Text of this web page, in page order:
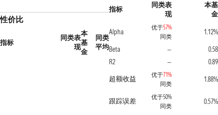
性价比
指标
同类表
现
本
基
金
同类
平均
指标
同类表
现
本基
金
Alpha
优于57%
同类
1.12%
Beta
—
0.58
R2
—
0.89
超额收益
优于71%
同类
1.88%
跟踪误差
优于50%
同类
0.57%